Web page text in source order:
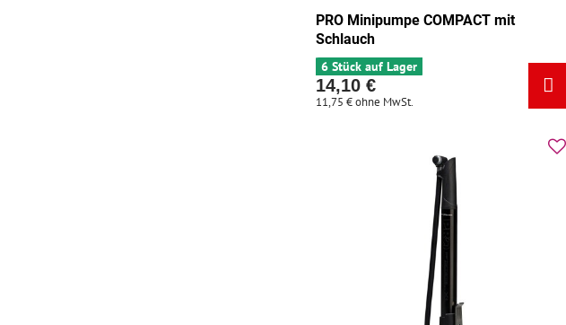
PRO Minipumpe COMPACT mit
Schlauch
6 Stück auf Lager
14,10 €
11,75 €ohne MwSt.